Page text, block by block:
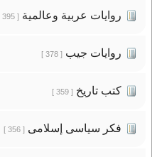
روايات عربية وعالمية[ 395 ]
روايات جيب[ 378 ]
كتب تاريخ[ 359 ]
فكر سياسى إسلامى[ 356 ]